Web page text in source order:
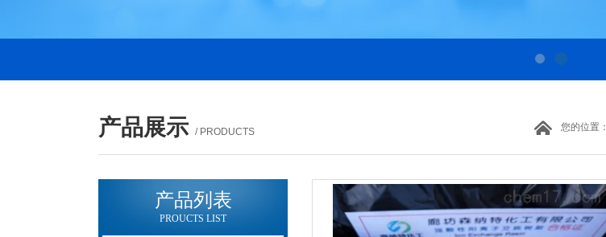
产品展示 / PRODUCTS 您的位置：
产品列表
PROUCTS LIST